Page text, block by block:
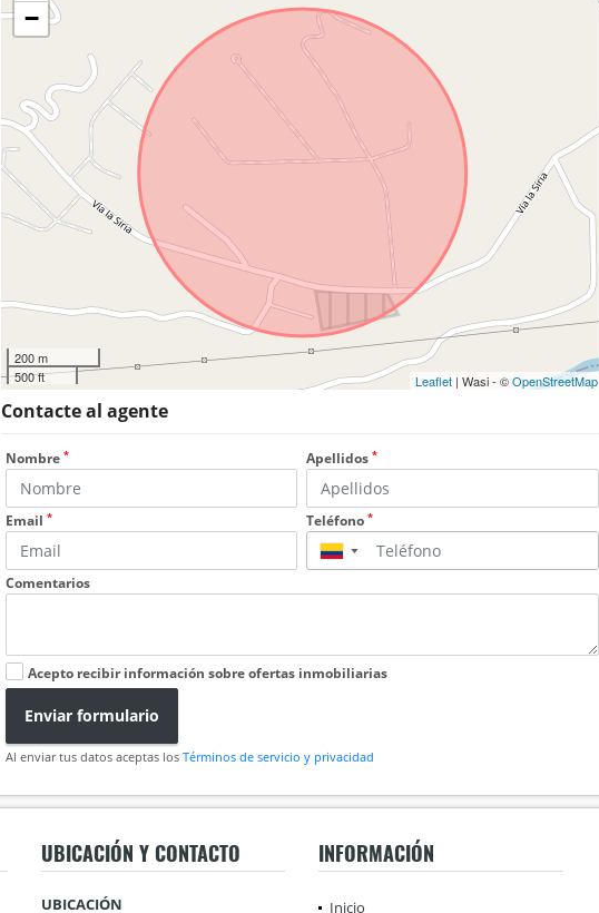
−
200 m
500 ft
Leaflet| Wasi - ©OpenStreetMap
Contacte al agente
Nombre * Apellidos *
Email * Teléfono *
▼
Comentarios
Acepto recibir información sobre ofertas inmobiliarias
Enviar formulario
Al enviar tus datos aceptas los Términos de servicio y privacidad
UBICACIÓN Y CONTACTO
UBICACIÓN
INFORMACIÓN
Inicio